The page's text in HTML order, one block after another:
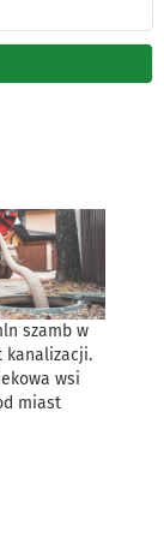
szamb w
kanalizacji.
wsi
miast